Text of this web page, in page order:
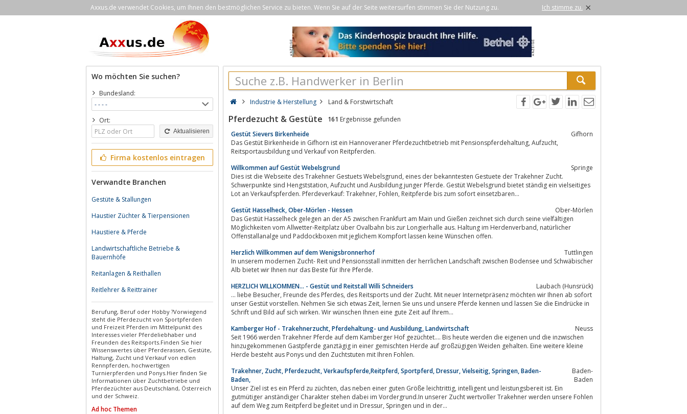
Axxus.de verwendet Cookies, um Ihnen den bestmöglichen Service zu bieten. Wenn Sie auf der Seite weitersurfen stimmen Sie der Nutzung zu. Ich stimme zu. ×
Wo möchten Sie suchen?
Bundesland:
Ort:
Aktualisieren
Firma kostenlos eintragen
Verwandte Branchen
Gestüte & Stallungen
Haustier Züchter & Tierpensionen
Haustiere & Pferde
Landwirtschaftliche Betriebe &
Bauernhöfe
Reitanlagen & Reithallen
Reitlehrer & Reittrainer
Berufung, Beruf oder Hobby ?Vorwiegend
steht die Pferdezucht von Sportpferden
und Freizeit Pferden im Mittelpunkt des
Interesses vieler Pferdeliebhaber und
Freunden des Reitsports.Finden Sie hier
Wissenswertes über Pferderassen, Gestüte,
Haltung, Zucht und Verkauf von edlen
Rennpferden, hochwertigen
Turnierpferden und Ponys.Hier finden Sie
Informationen über Zuchtbetriebe und
Pferdezüchter aus Deutschland, Österreich
und der Schweiz.
Ad hoc Themen
Industrie & Herstellung Land & Forstwirtschaft
Pferdezucht & Gestüte 161 Ergebnisse gefunden
Gestüt Sievers Birkenheide
Gifhorn
Das Gestüt Birkenheide in Gifhorn ist ein Hannoveraner Pferdezuchtbetrieb mit Pensionspferdehaltung, Aufzucht,
Reitsportausbildung und Verkauf von Reitpferden.
Willkommen auf Gestüt Webelsgrund
Springe
Dies ist die Webseite des Trakehner Gestuets Webelsgrund, eines der bekanntesten Gestuete der Trakehner Zucht.
Schwerpunkte sind Hengststation, Aufzucht und Ausbildung junger Pferde. Gestüt Webelsgrund bietet ständig ein vielseitiges
Lot an Verkaufspferden. Pferdeverkauf: Trakehner, Fohlen, Reitpferde bis zum sofort einsetzbaren...
Gestüt Hasselheck, Ober-Mörlen - Hessen
Ober-Mörlen
Das Gestüt Hasselheck gelegen an der A5 zwischen Frankfurt am Main und Gießen zeichnet sich durch seine vielfältigen
Möglichkeiten vom Allwetter-Reitplatz über Ovalbahn bis zur Longierhalle aus. Haltung im Herdenverband, natürlicher
Offenstallanalge und Paddockboxen mit jeglichem Kompfort lassen keine Wünschen offen.
Herzlich Willkommen auf dem Wenigsbronnerhof
Tuttlingen
In unserem modernen Zucht- Reit und Pensionsstall inmitten der herrlichen Landschaft zwischen Bodensee und Schwäbischer
Alb bietet wir Ihnen nur das Beste für Ihre Pferde.
HERZLICH WILLKOMMEN... - Gestüt und Reitstall Willi Schneiders
Laubach (Hunsrück)
... liebe Besucher, Freunde des Pferdes, des Reitsports und der Zucht. Mit neuer Internetpräsenz möchten wir Ihnen ab sofort
unser Gestüt vorstellen. Nehmen Sie sich etwas Zeit, lernen Sie uns und unsere Pferde kennen und lassen Sie die Eindrücke in
Schrift und Bild auf sich wirken. Wir wünschen Ihnen eine gute Zeit auf Ihrem...
Kamberger Hof - Trakehnerzucht, Pferdehaltung- und Ausbildung, Landwirtschaft
Neuss
Seit 1966 werden Trakehner Pferde auf dem Kamberger Hof gezüchtet.... Bis heute werden die eigenen und die inzwischen
hinzugekommenen Gastpferde ganztägig in einer gemischten Herde auf großzügigen Weiden gehalten. Eine weitere kleine
Herde besteht aus Ponys und den Zuchtstuten mit Ihren Fohlen.
Trakehner, Zucht, Pferdezucht, Verkaufspferde,Reitpferd, Sportpferd, Dressur, Vielseitig, Springen, Baden-
Baden,
Baden-
Baden
Unser Ziel ist es ein Pferd zu züchten, das neben einer guten Größe leichtrittig, intelligent und leistungsbereit ist. Ein
gutmütiger anständiger Charakter stehen dabei im Vordergrund.In unserer Zucht wertvoller Trakehner werden unsere Fohlen
auf dem Weg zum Reitpferd begleitet und in Dressur, Springen und in der...